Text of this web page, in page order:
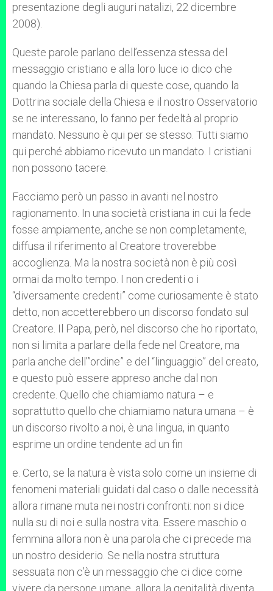
presentazione degli auguri natalizi, 22 dicembre
2008).
Queste parole parlano dell’essenza stessa del
messaggio cristiano e alla loro luce io dico che
quando la Chiesa parla di queste cose, quando la
Dottrina sociale della Chiesa e il nostro Osservatorio
se ne interessano, lo fanno per fedeltà al proprio
mandato. Nessuno è qui per se stesso. Tutti siamo
qui perché abbiamo ricevuto un mandato. I cristiani
non possono tacere.
Facciamo però un passo in avanti nel nostro
ragionamento. In una società cristiana in cui la fede
fosse ampiamente, anche se non completamente,
diffusa il riferimento al Creatore troverebbe
accoglienza. Ma la nostra società non è più così
ormai da molto tempo. I non credenti o i
“diversamente credenti” come curiosamente è stato
detto, non accetterebbero un discorso fondato sul
Creatore. Il Papa, però, nel discorso che ho riportato,
non si limita a parlare della fede nel Creatore, ma
parla anche dell’”ordine” e del “linguaggio” del creato,
e questo può essere appreso anche dal non
credente. Quello che chiamiamo natura – e
soprattutto quello che chiamiamo natura umana – è
un discorso rivolto a noi, è una lingua, in quanto
esprime un ordine tendente ad un fin
e. Certo, se la natura è vista solo come un insieme di
fenomeni materiali guidati dal caso o dalle necessità
allora rimane muta nei nostri confronti: non si dice
nulla su di noi e sulla nostra vita. Essere maschio o
femmina allora non è una parola che ci precede ma
un nostro desiderio. Se nella nostra struttura
sessuata non c’è un messaggio che ci dice come
vivere da persone umane, allora la genitalità diventa